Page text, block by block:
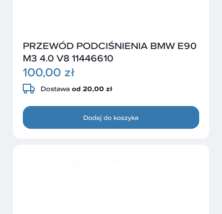
PRZEWÓD PODCIŚNIENIA BMW E90
M3 4.0 V8 11446610
100,00 zł
Dostawa od 20,00 zł
Dodaj do koszyka